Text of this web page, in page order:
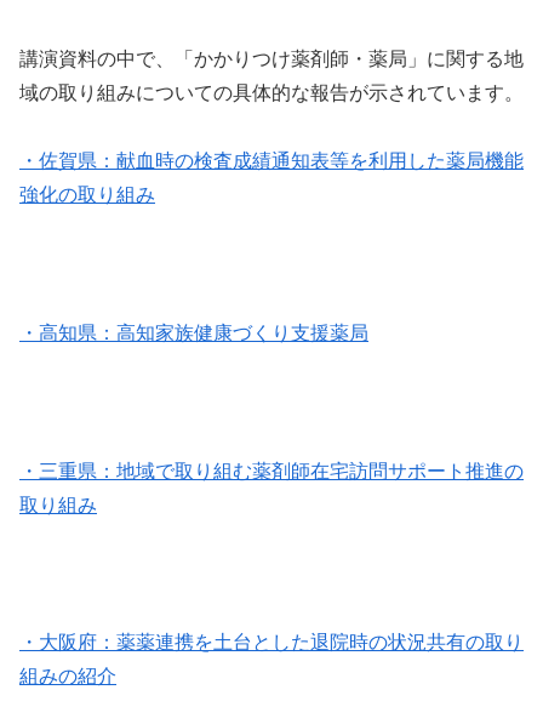
講演資料の中で、「かかりつけ薬剤師・薬局」に関する地
域の取り組みについての具体的な報告が示されています。
・佐賀県：献血時の検査成績通知表等を利用した薬局機能
強化の取り組み
・高知県：高知家族健康づくり支援薬局
・三重県：地域で取り組む薬剤師在宅訪問サポート推進の
取り組み
・大阪府：薬薬連携を土台とした退院時の状況共有の取り
組みの紹介